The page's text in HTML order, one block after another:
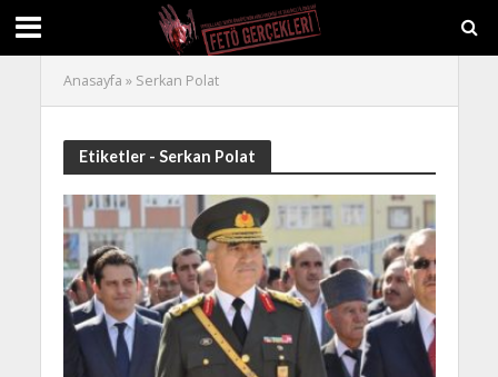
Anasayfa » Serkan Polat
Etiketler - Serkan Polat